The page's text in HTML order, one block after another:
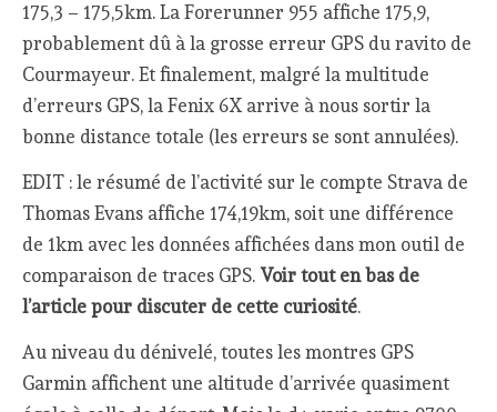
175,3 – 175,5km. La Forerunner 955 affiche 175,9,
probablement dû à la grosse erreur GPS du ravito de
Courmayeur. Et finalement, malgré la multitude
d’erreurs GPS, la Fenix 6X arrive à nous sortir la
bonne distance totale (les erreurs se sont annulées).
EDIT : le résumé de l’activité sur le compte Strava de
Thomas Evans affiche 174,19km, soit une différence
de 1km avec les données affichées dans mon outil de
comparaison de traces GPS. Voir tout en bas de
l’article pour discuter de cette curiosité.
Au niveau du dénivelé, toutes les montres GPS
Garmin affichent une altitude d’arrivée quasiment